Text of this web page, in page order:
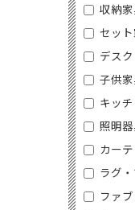
収納
セッ
デス
子供
キッ
照明
カー
ラグ
ファ